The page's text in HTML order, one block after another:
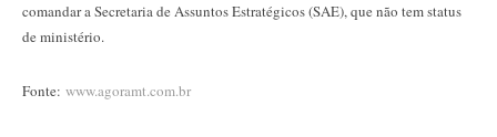
comandar a Secretaria de Assuntos Estratégicos (SAE), que não tem status
de ministério.
Fonte: www.agoramt.com.br